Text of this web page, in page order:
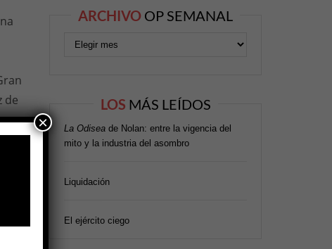
de
ARCHIVO OP SEMANAL
LOS MÁS LEÍDOS
La Odisea de Nolan: entre la vigencia del
mito y la industria del asombro
Liquidación
El ejército ciego
×